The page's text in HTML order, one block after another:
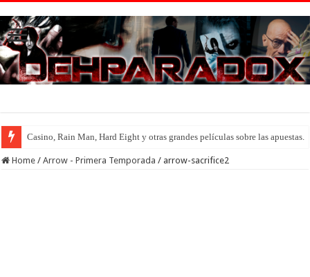
Casino, Rain Man, Hard Eight y otras grandes películas sobre las apuestas.
Home / Arrow - Primera Temporada / arrow-sacrifice2